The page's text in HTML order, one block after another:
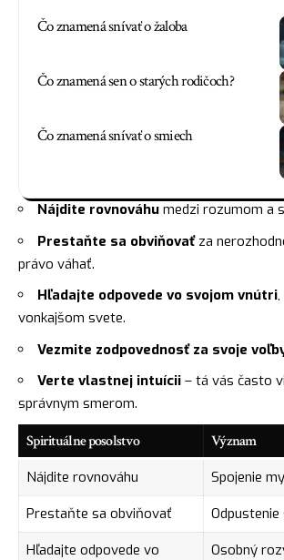
Čo znamená snívať o žaloba
Čo znamená sen o starých rodičoch?
Čo znamená snívať o smiech
Nájdite rovnováhu medzi rozumom a
Prestaňte sa obviňovaťza
právo váhať.
Hľadajte odpovede vo svojom vnútri
vonkajšom svete.
Vezmite zodpovednosťza svoje
Verte vlastnej intuícii – tá vás často
správnym smerom.
Spirituálne posolstvo Význam
Nájdite rovnováhu
Spojenie
Prestaňte sa obviňovať
Odpustenie
Hľadajte odpovede vo
Osobný